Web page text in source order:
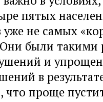
пятых
уже не самых
были такими
и
в
что проще